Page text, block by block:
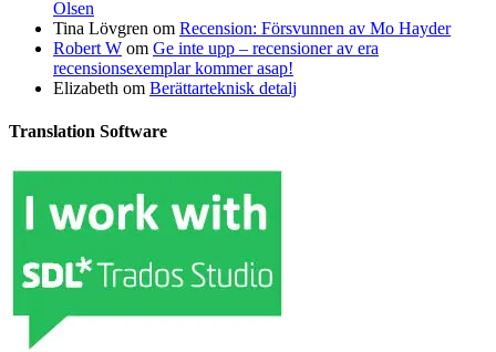
Olsen
Tina Lövgren om Recension: Försvunnen av Mo Hayder
Robert W om Ge inte upp – recensioner av era
recensionsexemplar kommer asap!
Elizabeth om Berättarteknisk detalj
Translation Software